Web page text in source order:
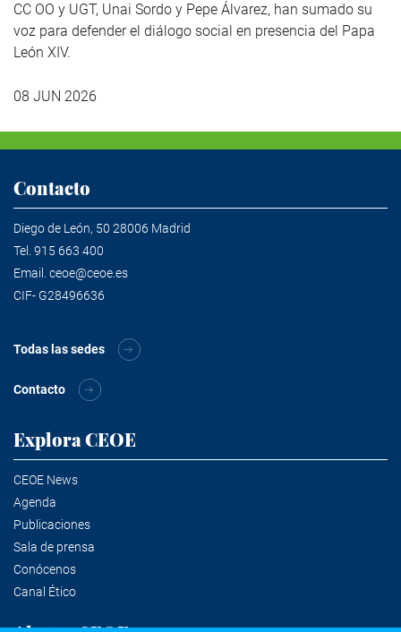
CC OO y UGT, Unai Sordo y Pepe Álvarez, han sumado su
voz para defender el diálogo social en presencia del Papa
León XIV.
08 JUN 2026
Contacto
Diego de León, 50 28006 Madrid
Tel. 915 663 400
Email. ceoe@ceoe.es
CIF- G28496636
Todas las sedes
Contacto
Explora CEOE
CEOE News
Agenda
Publicaciones
Sala de prensa
Conócenos
Canal Ético